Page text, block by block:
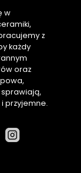
w
z
każdy
oraz
sprawiają,
i przyjemne.